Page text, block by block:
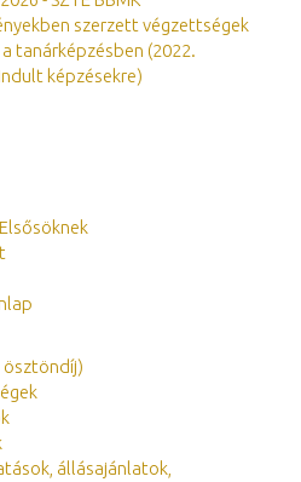
szerzett végzettségek
tanárképzésben (2022.
képzésekre)
ösztöndíj)
állásajánlatok,